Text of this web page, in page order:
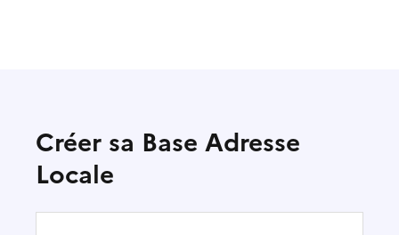
Créer sa Base Adresse
Locale